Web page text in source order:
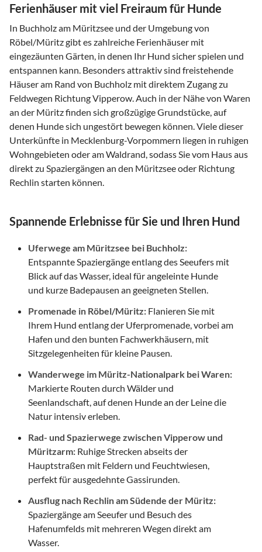
Ferienhäuser mit viel Freiraum für Hunde
In Buchholz am Müritzsee und der Umgebung von
Röbel/Müritz gibt es zahlreiche Ferienhäuser mit
eingezäunten Gärten, in denen Ihr Hund sicher spielen und
entspannen kann. Besonders attraktiv sind freistehende
Häuser am Rand von Buchholz mit direktem Zugang zu
Feldwegen Richtung Vipperow. Auch in der Nähe von Waren
an der Müritz finden sich großzügige Grundstücke, auf
denen Hunde sich ungestört bewegen können. Viele dieser
Unterkünfte in Mecklenburg-Vorpommern liegen in ruhigen
Wohngebieten oder am Waldrand, sodass Sie vom Haus aus
direkt zu Spaziergängen an den Müritzsee oder Richtung
Rechlin starten können.
Spannende Erlebnisse für Sie und Ihren Hund
Uferwege am Müritzsee bei Buchholz:
Entspannte Spaziergänge entlang des Seeufers mit
Blick auf das Wasser, ideal für angeleinte Hunde
und kurze Badepausen an geeigneten Stellen.
Promenade in Röbel/Müritz: Flanieren Sie mit
Ihrem Hund entlang der Uferpromenade, vorbei am
Hafen und den bunten Fachwerkhäusern, mit
Sitzgelegenheiten für kleine Pausen.
Wanderwege im Müritz-Nationalpark bei Waren:
Markierte Routen durch Wälder und
Seenlandschaft, auf denen Hunde an der Leine die
Natur intensiv erleben.
Rad- und Spazierwege zwischen Vipperow und
Müritzarm: Ruhige Strecken abseits der
Hauptstraßen mit Feldern und Feuchtwiesen,
perfekt für ausgedehnte Gassirunden.
Ausflug nach Rechlin am Südende der Müritz:
Spaziergänge am Seeufer und Besuch des
Hafenumfelds mit mehreren Wegen direkt am
Wasser.